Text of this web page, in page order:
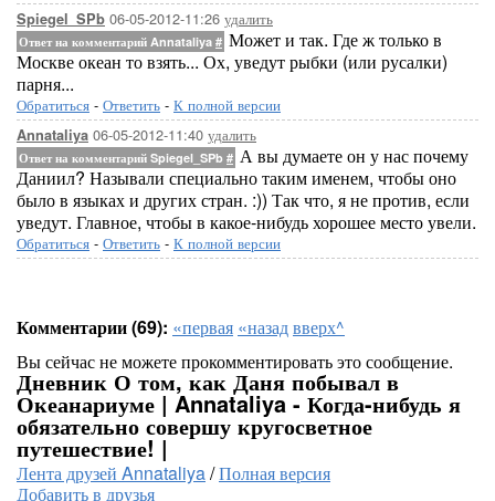
Spiegel_SPb 06-05-2012-11:26 удалить
Ответ на комментарий Annataliya # Может и так. Где ж только в
Москве океан то взять... Ох, уведут рыбки (или русалки)
парня...
Обратиться - Ответить - К полной версии
Annataliya 06-05-2012-11:40 удалить
Ответ на комментарий Spiegel_SPb # А вы думаете он у нас почему
Даниил? Называли специально таким именем, чтобы оно
было в языках и других стран. :)) Так что, я не против, если
уведут. Главное, чтобы в какое-нибудь хорошее место увели.
Обратиться - Ответить - К полной версии
Комментарии (69): «первая «назадвверх^
Вы сейчас не можете прокомментировать это сообщение.
Дневник О том, как Даня побывал в
Океанариуме | Annataliya - Когда-нибудь я
обязательно совершу кругосветное
путешествие! |
Лента друзей Annataliya/Полная версия
Добавить в друзья